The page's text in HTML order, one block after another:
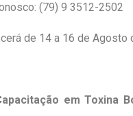
(79) 9 3512-2502
de 14 a 16 de Agosto
em Toxina